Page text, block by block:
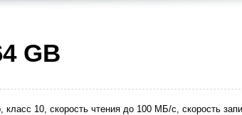
GB
класс 10, скорость чтения до 100 МБ/с, скорость